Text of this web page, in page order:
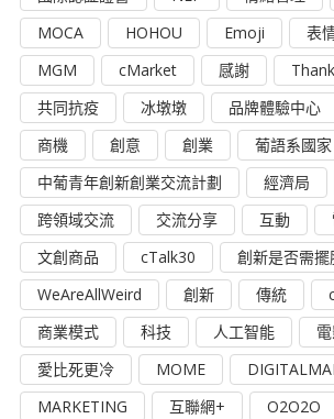
MOCA
HOHOU Emoji 表
MGM
cMarket 感謝
共同抗疫
冰墩墩 品牌體驗中心
商機
創意 創業
葡語系國家
中葡青年創新創業交流計劃
經濟局
跨領域交流
交流分享 互動
文創商品
cTalk30
創新是否需擺
WeAreAllWeird
創新 傳統
商業模式
科技 人工智能
愛比死更冷
MOME
MARKETING
互聯網+ O2O2O